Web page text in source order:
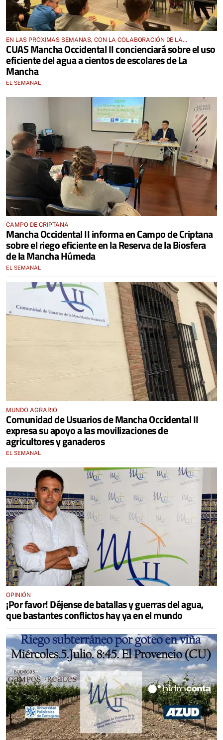
EN LAS PRÓXIMAS SEMANAS, CON LA COLABORACIÓN DE LA
DIPUTACIÓN PROVINCIAL DE CIUDAD REAL
CUAS Mancha Occidental II concienciará sobre el uso
eficiente del agua a cientos de escolares de La
Mancha
EL SEMANAL
CAMPO DE CRIPTANA
Mancha Occidental II informa en Campo de Criptana
sobre el riego eficiente en la Reserva de la Biosfera
de la Mancha Húmeda
EL SEMANAL
MUNDO AGRARIO
Comunidad de Usuarios de Mancha Occidental II
expresa su apoyo a las movilizaciones de
agricultores y ganaderos
EL SEMANAL
OPINIÓN
¡Por favor! Déjense de batallas y guerras del agua,
que bastantes conflictos hay ya en el mundo